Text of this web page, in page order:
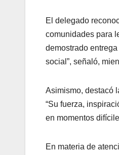
El delegado
comunidades para
demostrado
social”, señaló,
Asimismo, destacó
“Su fuerza,
en momentos
En materia de